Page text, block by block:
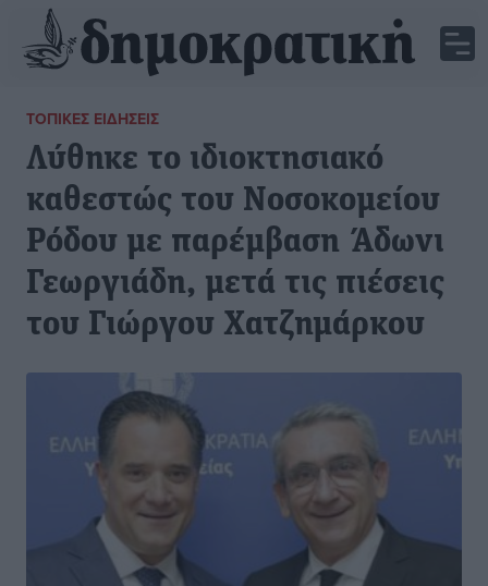
ΤΟΠΙΚΈΣ ΕΙΔΉΣΕΙΣ
Λύθηκε το ιδιοκτησιακό
καθεστώς του Νοσοκομείου
Ρόδου με παρέμβαση Άδωνι
Γεωργιάδη, μετά τις πιέσεις
του Γιώργου Χατζημάρκου